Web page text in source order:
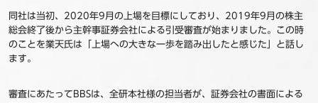
同社は当初、2020年9月の上場を目標にしており、2019年9月の株主
総会終了後から主幹事証券会社による引受審査が始まりました。この時
のことを業天氏は「上場への大きな一歩を踏み出したと感じた」と話し
ます。
審査にあたってBBSは、全研本社様の担当者が、証券会社の書面による